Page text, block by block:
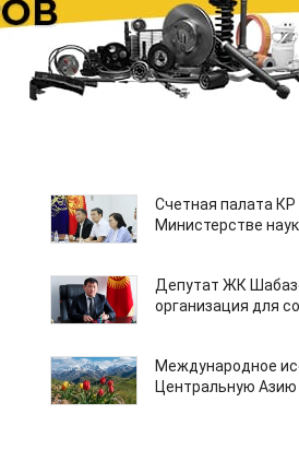
Счетная палата
Министерстве
Депутат ЖК
организация для
Международное
Центральную